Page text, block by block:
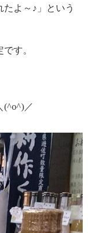
よ～♪」という
す。
(^o^)／